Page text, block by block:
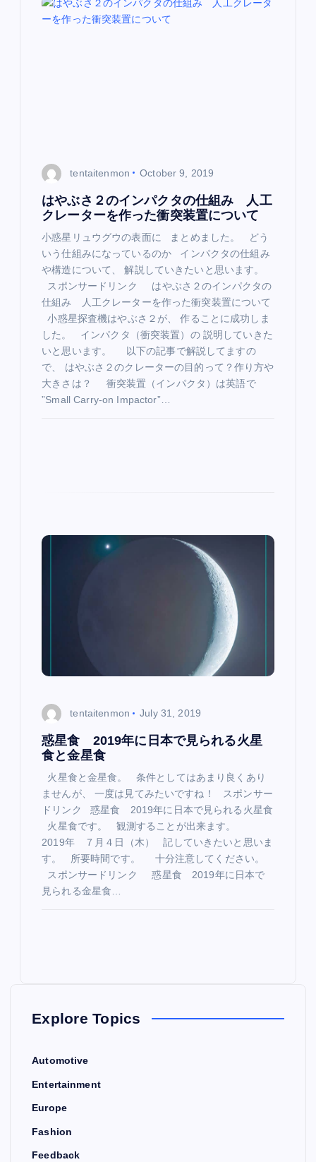
tentaitenmon October 9, 2019
はやぶさ２のインパクタの仕組み 人工
クレーターを作った衝突装置について
小惑星リュウグウの表面に まとめました。 どう
いう仕組みになっているのか インパクタの仕組み
や構造について、 解説していきたいと思います。
スポンサードリンク はやぶさ２のインパクタの
仕組み 人工クレーターを作った衝突装置について
小惑星探査機はやぶさ２が、 作ることに成功しま
した。 インパクタ（衝突装置）の 説明していきた
いと思います。 以下の記事で解説してますの
で、 はやぶさ２のクレーターの目的って？作り方や
大きさは？ 衝突装置（インパクタ）は英語で
”Small Carry-on Impactor”…
tentaitenmon July 31, 2019
惑星食 2019年に日本で見られる火星
食と金星食
火星食と金星食。 条件としてはあまり良くあり
ませんが、 一度は見てみたいですね！ スポンサー
ドリンク 惑星食 2019年に日本で見られる火星食
火星食です。 観測することが出来ます。
2019年 ７月４日（木） 記していきたいと思いま
す。 所要時間です。 十分注意してください。
スポンサードリンク 惑星食 2019年に日本で
見られる金星食…
Explore Topics
Automotive
Entertainment
Europe
Fashion
Feedback